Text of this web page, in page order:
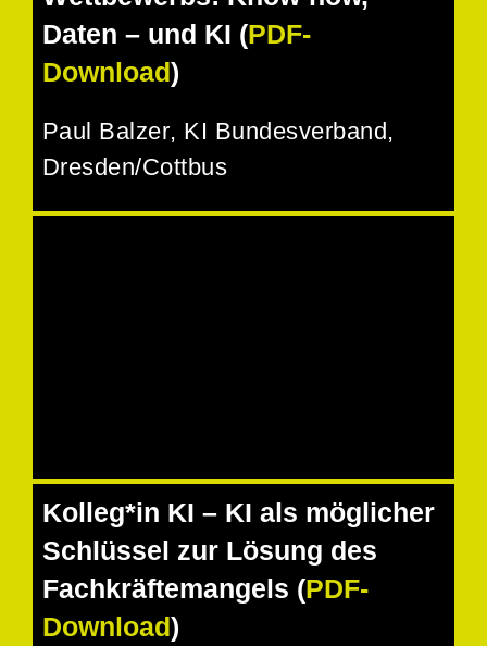
Daten – und KI (PDF-
Download)
Paul Balzer, KI Bundesverband,
Dresden/Cottbus
Kolleg*in KI – KI als möglicher
Schlüssel zur Lösung des
Fachkräftemangels (PDF-
Download)